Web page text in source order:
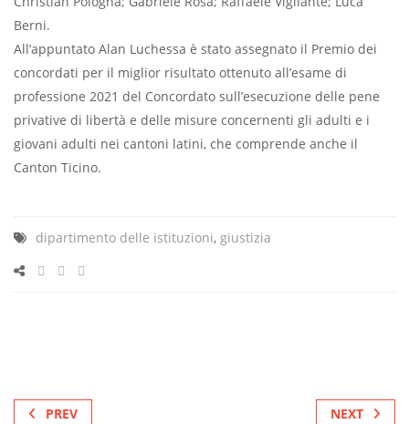
Berni.
All’appuntato Alan Luchessa è stato assegnato il Premio dei
concordati per il miglior risultato ottenuto all’esame di
professione 2021 del Concordato sull’esecuzione delle pene
privative di libertà e delle misure concernenti gli adulti e i
giovani adulti nei cantoni latini, che comprende anche il
Canton Ticino.
dipartimento delle istituzioni, giustizia
PREV NEXT